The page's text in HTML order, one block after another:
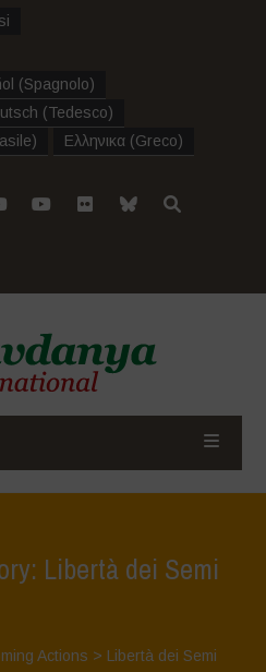
(Spagnolo)
(Tedesco)
) Ελληνικα (Greco)
Libertà dei Semi
Actions > Libertà dei Semi